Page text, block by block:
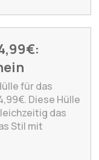
für das
Diese Hülle
das
Stil mit